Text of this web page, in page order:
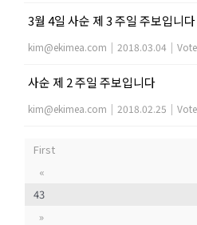
3월 4일 사순 제 3 주일 주보입니다
kim@ekimea.com | 2018.03.04 |
사순 제 2 주일 주보입니다
kim@ekimea.com | 2018.02.25 |
First
«
43
»